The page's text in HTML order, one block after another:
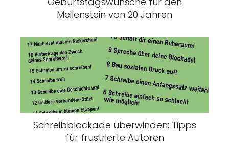
Meilenstein von 20 Jahren
Schreibblockade überwinden: Tipps
für frustrierte Autoren